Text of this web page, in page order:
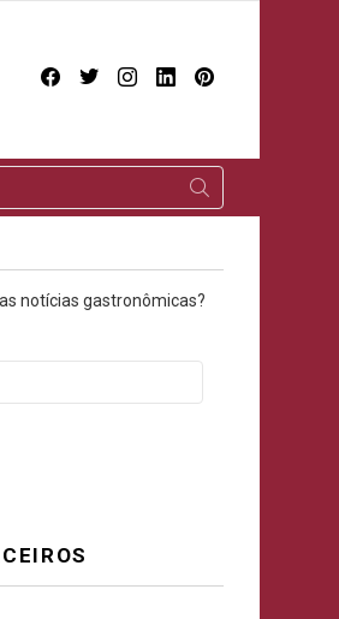
facebooktwitterinstagram
linkedin
notícias gastronômicas?